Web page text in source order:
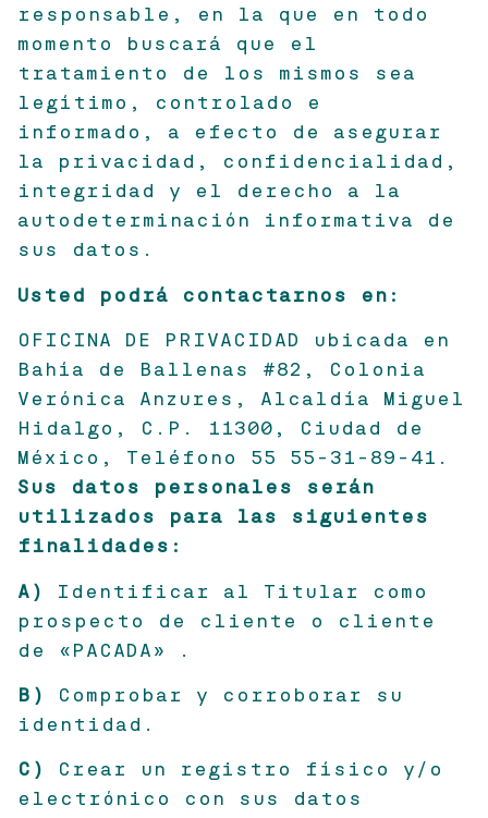
responsable, en la que en todo
momento buscará que el
tratamiento de los mismos sea
legítimo, controlado e
informado, a efecto de asegurar
la privacidad, confidencialidad,
integridad y el derecho a la
autodeterminación informativa de
sus datos.
Usted podrá contactarnos en:
OFICINA DE PRIVACIDAD ubicada en
Bahía de Ballenas #82, Colonia
Verónica Anzures, Alcaldía Miguel
Hidalgo, C.P. 11300, Ciudad de
México, Teléfono 55 55-31-89-41.
Sus datos personales serán
utilizados para las siguientes
finalidades:
A)
Identificar al Titular como
prospecto de cliente o cliente
de «PACADA» .
B)
Comprobar y corroborar su
identidad.
C)
Crear un registro físico y/o
electrónico con sus datos